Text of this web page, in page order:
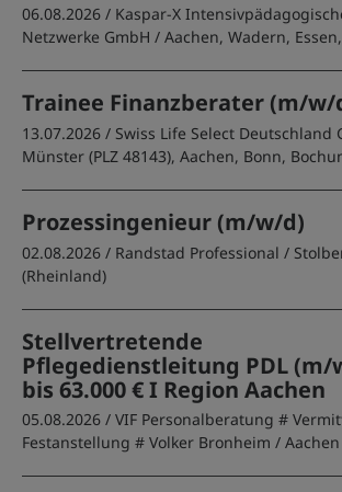
06.08.2026 / Kaspar-X
Netzwerke GmbH / Aachen, Wadern,
Trainee Finanzberater (m/w/
13.07.2026 / Swiss Life Select Deutschland
Münster (PLZ 48143), Aachen, Bonn,
Prozessingenieur (m/w/d)
02.08.2026 / Randstad Professional /
(Rheinland)
Stellvertretende
Pflegedienstleitung PDL (m/
bis 63.000 € I Region Aachen
05.08.2026 / VIF Personalberatung #
Festanstellung # Volker Bronheim / Aachen